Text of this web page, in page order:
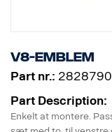
V8-emblem
Part nr.: 2828790
Part Description:
Enkelt at montere.